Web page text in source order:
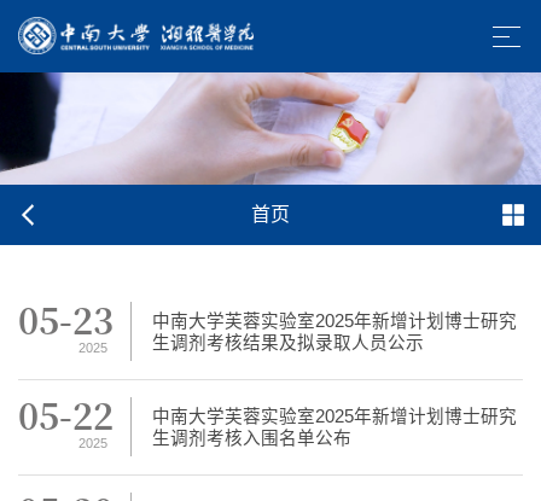
首页
05-23
2025
中南大学芙蓉实验室2025年新增计划博士研究
生调剂考核结果及拟录取人员公示
05-22
2025
中南大学芙蓉实验室2025年新增计划博士研究
生调剂考核入围名单公布